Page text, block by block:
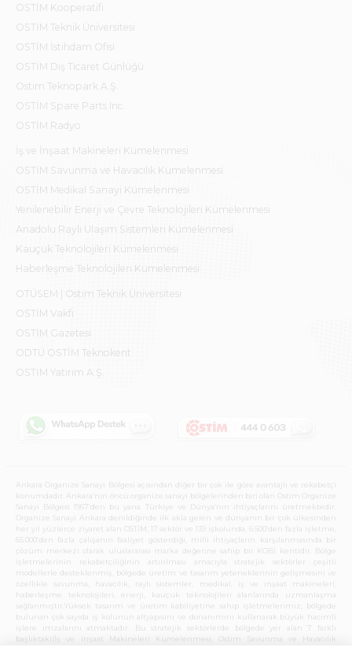
OSTİM Kooperatifi
OSTİM Teknik Üniversitesi
OSTİM İstihdam Ofisi
OSTİM Dış Ticaret Günlüğü
Ostim Teknopark A.Ş.
OSTİM Spare Parts Inc.
OSTİM Radyo
İş ve İnşaat Makineleri Kümelenmesi
OSTİM Savunma ve Havacılık Kümelenmesi
OSTİM Medikal Sanayi Kümelenmesi
Yenilenebilir Enerji ve Çevre Teknolojileri Kümelenmesi
Anadolu Raylı Ulaşım Sistemleri Kümelenmesi
Kauçuk Teknolojileri Kümelenmesi
Haberleşme Teknolojileri Kümelenmesi
OTÜSEM | Ostim Teknik Üniversitesi
OSTİM Vakfı
OSTİM Gazetesi
ODTÜ OSTİM Teknokent
OSTİM Yatırım A.Ş.
Ankara Organize Sanayi Bölgesi açısından diğer bir çok ile göre avantajlı ve rekabetçi
konumdadır. Ankara’nın öncü organize sanayi bölgelerinden biri olan Ostim Organize
Sanayi Bölgesi 1967’den bu yana Türkiye ve Dünya’nın ihtiyaçlarını üretmektedir.
Organize Sanayi Ankara denildiğinde ilk akla gelen ve dünyanın bir çok ülkesinden
her yıl yüzlerce ziyaret alan OSTİM, 17 sektör ve 139 işkolunda, 6.500’den fazla işletme,
65.000’den fazla çalışanın faaliyet gösterdiği, milli ihtiyaçların karşılanmasında bir
çözüm merkezi olarak uluslararası marka değerine sahip bir KOBİ kentidir. Bölge
işletmelerinin rekabetçiliğinin artırılması amacıyla stratejik sektörler çeşitli
modellerle desteklenmiş, bölgede üretim ve tasarım yeteneklerinin gelişmesini ve
özellikle savunma, havacılık, raylı sistemler, medikal, iş ve inşaat makineleri,
haberleşme teknolojileri, enerji, kauçuk teknolojileri alanlarında uzmanlaşma
sağlanmıştır.Yüksek tasarım ve üretim kabiliyetine sahip işletmelerimiz, bölgede
bulunan çok sayıda iş kolunun altyapısını ve donanımını kullanarak büyük hacimli
işlere imzalarını atmaktadır. Bu stratejik sektörlerde bölgede yer alan 7 farklı
başlıktaki(İş ve inşaat Makineleri Kümelenmesi, Ostim Savunma ve Havacılık